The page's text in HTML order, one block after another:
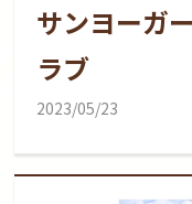
サンヨーガ
ラブ
2023/05/23